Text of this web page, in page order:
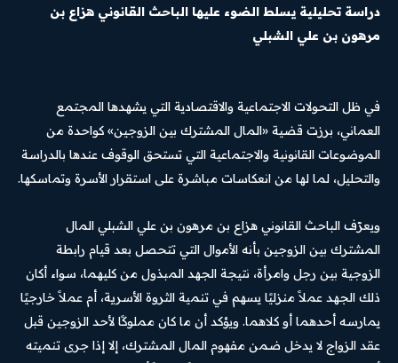
دراسة تحليلية يسلط الضوء عليها الباحث القانوني هزاع بن
مرهون بن علي الشبلي
في ظل التحولات الاجتماعية والاقتصادية التي يشهدها المجتمع
العماني، برزت قضية «المال المشترك بين الزوجين» كواحدة من
الموضوعات القانونية والاجتماعية التي تستحق الوقوف عندها بالدراسة
والتحليل، لما لها من انعكاسات مباشرة على استقرار الأسرة وتماسكها.
ويعرّف الباحث القانوني هزاع بن مرهون بن علي الشبلي المال
المشترك بين الزوجين بأنه الأموال التي تتحصل بعد قيام رابطة
الزوجية بين رجل وامرأة، نتيجة الجهد المبذول من كليهما، سواء أكان
ذلك الجهد عملاً منزليًا يسهم في تنمية الثروة الأسرية، أم عملاً خارجيًا
يمارسه أحدهما أو كلاهما. ويؤكد أن ما كان مملوكًا لأحد الزوجين قبل
عقد الزواج لا يدخل ضمن مفهوم المال المشترك، إلا إذا جرى تنميته